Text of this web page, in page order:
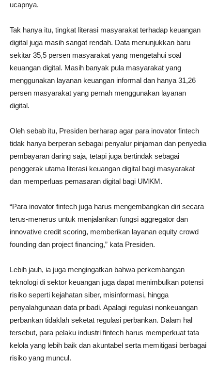
ucapnya.
Tak hanya itu, tingkat literasi masyarakat terhadap keuangan
digital juga masih sangat rendah. Data menunjukkan baru
sekitar 35,5 persen masyarakat yang mengetahui soal
keuangan digital. Masih banyak pula masyarakat yang
menggunakan layanan keuangan informal dan hanya 31,26
persen masyarakat yang pernah menggunakan layanan
digital.
Oleh sebab itu, Presiden berharap agar para inovator fintech
tidak hanya berperan sebagai penyalur pinjaman dan penyedia
pembayaran daring saja, tetapi juga bertindak sebagai
penggerak utama literasi keuangan digital bagi masyarakat
dan memperluas pemasaran digital bagi UMKM.
“Para inovator fintech juga harus mengembangkan diri secara
terus-menerus untuk menjalankan fungsi aggregator dan
innovative credit scoring, memberikan layanan equity crowd
founding dan project financing,” kata Presiden.
Lebih jauh, ia juga mengingatkan bahwa perkembangan
teknologi di sektor keuangan juga dapat menimbulkan potensi
risiko seperti kejahatan siber, misinformasi, hingga
penyalahgunaan data pribadi. Apalagi regulasi nonkeuangan
perbankan tidaklah seketat regulasi perbankan. Dalam hal
tersebut, para pelaku industri fintech harus memperkuat tata
kelola yang lebih baik dan akuntabel serta memitigasi berbagai
risiko yang muncul.